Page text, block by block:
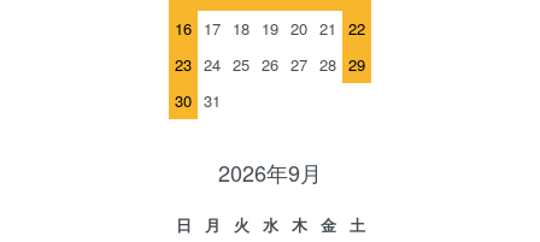
16 17 18 19 20 21
22
23 24 25 26 27 28 29
30 31
2026年9月
日 月 火 水 木 金
土